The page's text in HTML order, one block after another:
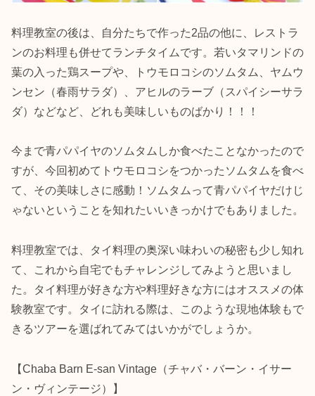
料理教室の後は、自分たちで作った2品の他に、レストラ
ンのお料理も併せてランチタイムです。若いタマリンドの
葉の入った鶏スープや、トウモロコシのソムタム、ヤムウ
ンセン（春雨サラダ）、アヒルのラーブ（スパイシーサラ
ダ）などなど、どれも美味しいものばかり！！！
今まで青パパイヤのソムタムしか食べたことなかったので
すが、今回初めてトウモロコシをつかったソムタムを食べ
て、その美味しさに感動！ソムタムって青パパイヤだけじ
ゃないということを知れたいいきっかけでもありました。
料理教室では、タイ料理の奥深い味わいの秘密も少し知れ
て、これから自宅でもチャレンジしてみようと思いまし
た。タイ料理が好きな方や料理好きな方にはオススメの体
験教室です。タイに訪れる際は、このような現地体験もで
きるツアーを選ばれてみてはいかがでしょうか。
【Chaba Barn E-san Vintage（チャバ・バーン・イサー
ン・ヴィンテージ）】